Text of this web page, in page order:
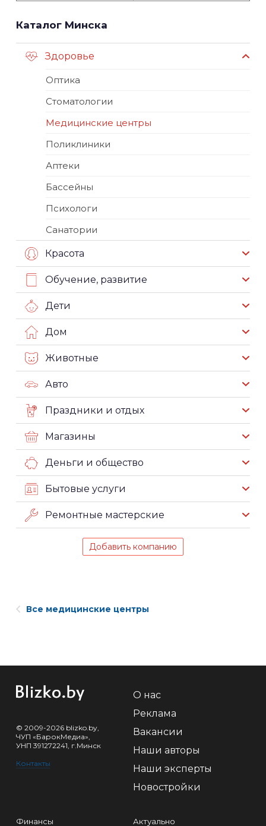
Каталог Минска
Здоровье
Оптика
Стоматологии
Медицинские центры
Поликлиники
Аптеки
Бассейны
Психологи
Санатории
Красота
Обучение, развитие
Дети
Дом
Животные
Авто
Праздники и отдых
Магазины
Деньги и общество
Бытовые услуги
Ремонтные мастерские
Добавить компанию
Все медицинские центры
© 2009-2026 blizko.by,
ЧУП «БарокМедиа»,
УНП 391272241, г.Минск
Контакты
О нас
Реклама
Вакансии
Наши авторы
Наши эксперты
Новостройки
Финансы Актуально